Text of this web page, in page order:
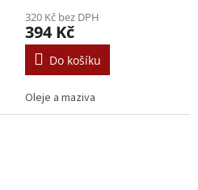
320 Kč bez DPH
394 Kč
Do košíku
Oleje a maziva